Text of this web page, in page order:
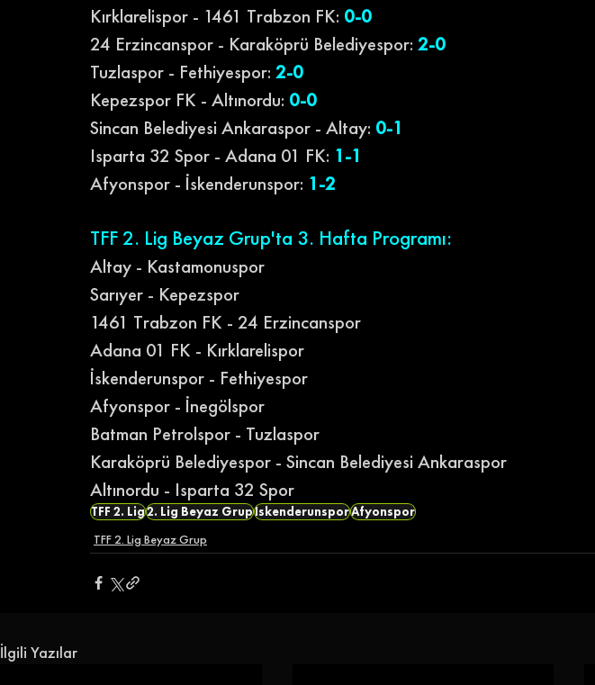
Kırklarelispor - 1461 Trabzon FK: 0-0
24 Erzincanspor - Karaköprü Belediyespor: 2-0
Tuzlaspor - Fethiyespor: 2-0
Kepezspor FK - Altınordu: 0-0
Sincan Belediyesi Ankaraspor - Altay: 0-1
Isparta 32 Spor - Adana 01 FK: 1-1
Afyonspor - İskenderunspor: 1-2
TFF 2. Lig Beyaz Grup'ta 3. Hafta Programı:
Altay - Kastamonuspor
Sarıyer - Kepezspor
1461 Trabzon FK - 24 Erzincanspor
Adana 01 FK - Kırklarelispor
İskenderunspor - Fethiyespor
Afyonspor - İnegölspor
Batman Petrolspor - Tuzlaspor
Karaköprü Belediyespor - Sincan Belediyesi Ankaraspor
Altınordu - Isparta 32 Spor
TFF 2. Lig2. Lig Beyaz GrupİskenderunsporAfyonspor
TFF 2. Lig Beyaz Grup
İlgili Yazılar